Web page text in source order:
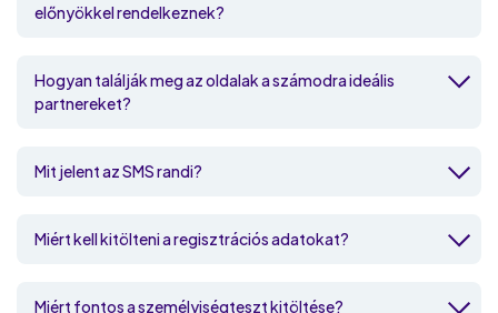
előnyökkel rendelkeznek?
Hogyan találják meg az oldalak a számodra ideális
partnereket?
Mit jelent az SMS randi?
Miért kell kitölteni a regisztrációs adatokat?
Miért fontos a személyiségteszt kitöltése?